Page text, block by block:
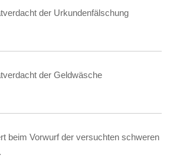
der Urkundenfälschung
der Geldwäsche
beim Vorwurf der versuchten schweren